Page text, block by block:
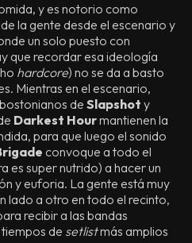
y es notorio como
la gente desde el escenario y
un solo puesto con
que recordar esa ideología
hardcore) no se da a basto
Mientras en el escenario,
de Slapshot y
Darkest Hourmantienen la
para que luego el sonido
convoque a todo el
es super nutrido) a hacer un
y euforia. La gente está muy
lado a otro en todo el recinto,
recibir a las bandas
de setlistmás amplios